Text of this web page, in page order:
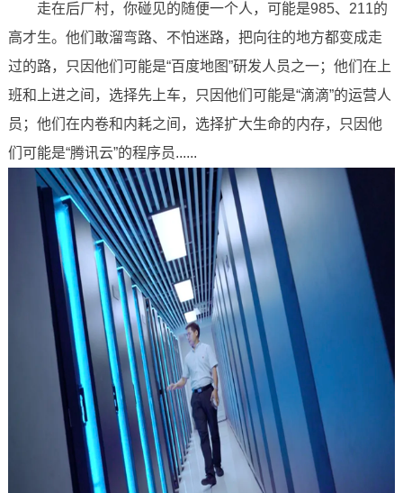
走在后厂村，你碰见的随便一个人，可能是985、211的
高才生。他们敢溜弯路、不怕迷路，把向往的地方都变成走
过的路，只因他们可能是“百度地图”研发人员之一；他们在上
班和上进之间，选择先上车，只因他们可能是“滴滴”的运营人
员；他们在内卷和内耗之间，选择扩大生命的内存，只因他
们可能是“腾讯云”的程序员......